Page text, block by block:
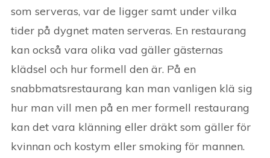
som serveras, var de ligger samt under vilka
tider på dygnet maten serveras. En restaurang
kan också vara olika vad gäller gästernas
klädsel och hur formell den är. På en
snabbmatsrestaurang kan man vanligen klä sig
hur man vill men på en mer formell restaurang
kan det vara klänning eller dräkt som gäller för
kvinnan och kostym eller smoking för mannen.